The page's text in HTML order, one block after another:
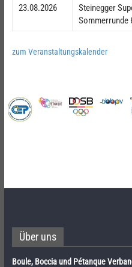
23.08.2026
Steinegger
Sommerrunde
zum Veranstaltungskalender
Über uns
Boule, Boccia und Pétanque